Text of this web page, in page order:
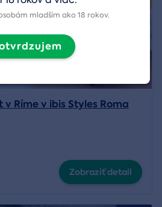
Ríme v ibis Styles Roma
Zobraziť detail
mladším ako 18 rokov.